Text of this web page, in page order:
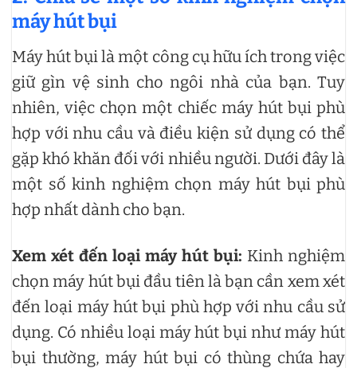
máy hút bụi
Máy hút bụi là một công cụ hữu ích trong việc
giữ gìn vệ sinh cho ngôi nhà của bạn. Tuy
nhiên, việc chọn một chiếc máy hút bụi phù
hợp với nhu cầu và điều kiện sử dụng có thể
gặp khó khăn đối với nhiều người. Dưới đây là
một số kinh nghiệm chọn máy hút bụi phù
hợp nhất dành cho bạn.
Xem xét đến loại máy hút bụi: Kinh nghiệm
chọn máy hút bụi đầu tiên là bạn cần xem xét
đến loại máy hút bụi phù hợp với nhu cầu sử
dụng. Có nhiều loại máy hút bụi như máy hút
bụi thường, máy hút bụi có thùng chứa hay